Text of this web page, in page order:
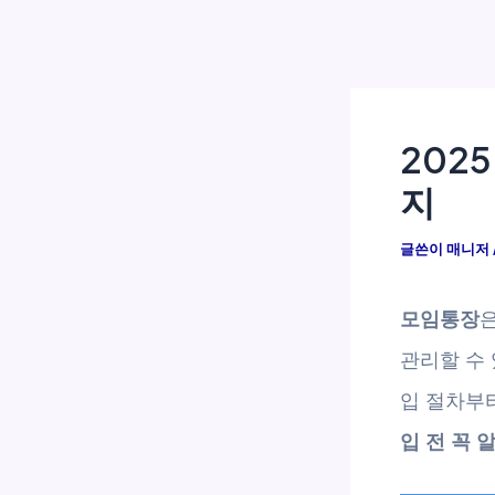
2025
지
글쓴이 매니저
모임통장
관리할 수
입 절차부
입 전 꼭